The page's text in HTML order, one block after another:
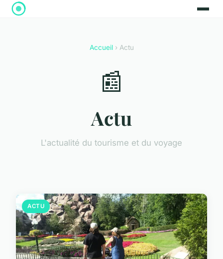
Accueil› Actu
📰
Actu
L'actualité du tourisme et du voyage
ACTU